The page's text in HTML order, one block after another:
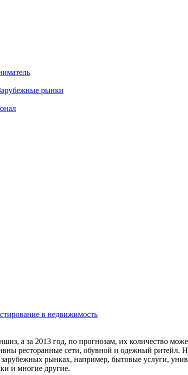
рынки
в недвижимость
а за 2013 год, по прогнозам, их количество
ресторанные сети, обувной и одежный ритейл.
рынках, например, бытовые услуги,
и многие другие.